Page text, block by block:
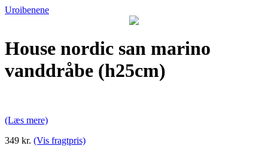
Uroibenene
House nordic san marino
vanddråbe (h25cm)
(Læs mere)
349 kr. (Vis fragtpris)